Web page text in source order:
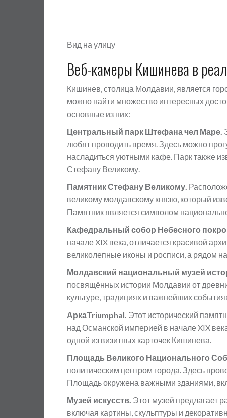
Вид на улицу
Веб-камеры Кишинева в
Кишинев, столица Молдавии, является
можно найти множество интересных
основные из них:
Центральный парк Штефана чел Маре.
любят проводить время. Здесь можно
насладиться уютными кафе. Парк также
Стефану Великому.
Памятник Стефану Великому.
великому молдавскому князю, который
Памятник является символом
Кафедральный собор Небесного
начале XIX века, отличается красивой
великолепные иконы и росписи, а рядом
Молдавский национальный музей
посвящённых истории Молдавии от
культуре, традициях и важнейших
АркаTriumphal. Этот исторический
над Османской империей в начале XIX
одной из визитных карточек Кишинева.
Площадь Великого Национального
политическим центром города. Здесь
Площадь окружена важными зданиями,
Музей искусств. Этот музей предлагает
включая картины, скульптуры и